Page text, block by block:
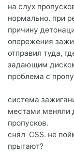
на слух
нормально. при
причину
опережения
отправил туда,
задающим
проблема с
система
местами меняли
пропусков.
снял CSS. не
прыгают?